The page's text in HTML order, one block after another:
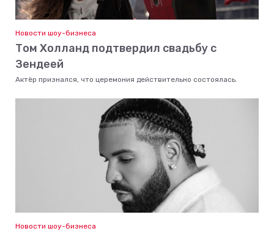
Новости шоу-бизнеса
Том Холланд подтвердил свадьбу с
Зендеей
Актёр признался, что церемония действительно состоялась.
Новости шоу-бизнеса